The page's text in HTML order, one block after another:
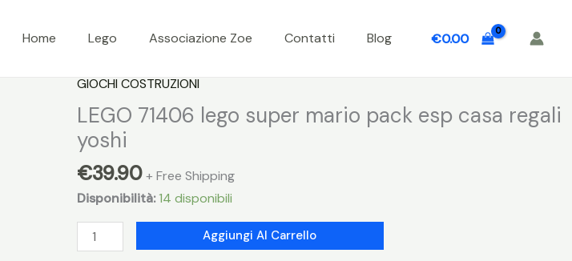
Home Lego Associazione Zoe Contatti Blog €0.00
GIOCHI COSTRUZIONI
LEGO 71406 lego super mario pack esp casa regali
yoshi
€39.90 + Free Shipping
Disponibilità: 14 disponibili
LEGO
71406
Aggiungi Al Carrello